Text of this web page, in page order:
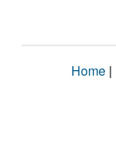
Home |